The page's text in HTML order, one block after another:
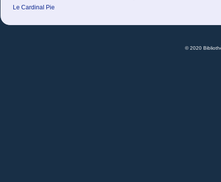
Le Cardinal Pie
© 2020